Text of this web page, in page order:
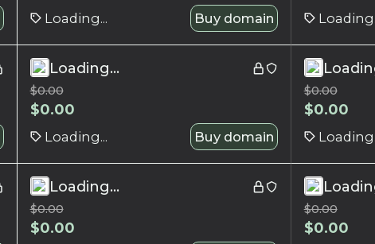
Loading... Buy domain
Loading...
$0.00
$0.00
Loading... Buy domain
$0.00
$0.00
Loading...
$0.00
$0.00
$0.00
$0.00